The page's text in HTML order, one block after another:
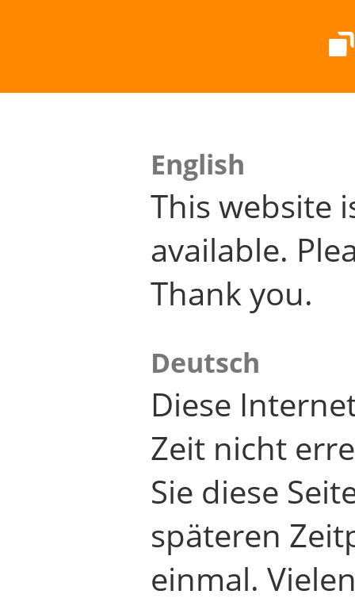
English
This website
available.
Thank you.
Deutsch
Diese
Zeit nicht
Sie diese
späteren
einmal.